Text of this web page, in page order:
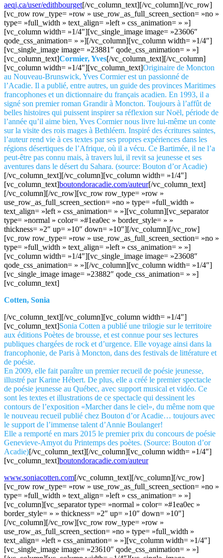
aeqj.ca/user/edithbourget[/vc_column_text][/vc_column][/vc_row]
[vc_row row_type= »row » use_row_as_full_screen_section= »no »
type= »full_width » text_align= »left » css_animation= » »]
[vc_column width= »1/4″][vc_single_image image= »23606″
qode_css_animation= » »][/vc_column][vc_column width= »1/4″]
[vc_single_image image= »23881″ qode_css_animation= » »]
[vc_column_text]Cormier, Yves[/vc_column_text][/vc_column]
[vc_column width= »1/4″][vc_column_text]Originaire de Moncton
au Nouveau-Brunswick, Yves Cormier est un passionné de
l’Acadie. Il a publié, entre autres, un guide des provinces Maritimes
francophones et un dictionnaire du français acadien. En 1993, il a
signé son premier roman Grandir à Moncton. Toujours à l’affût de
belles histoires qui puissent inspirer sa réflexion sur Noël, période de
l’année qu’il aime bien, Yves Cormier nous livre lui-même un conte
sur la visite des rois mages à Bethléem. Inspiré des écritures saintes,
l’auteur rend vie à ces textes par ses propres expériences dans les
régions désertiques de l’Afrique, où il a vécu. Ce Bartimée, il ne l’a
peut-être pas connu mais, à travers lui, il revit sa jeunesse et ses
aventures dans le désert du Sahara. (source: Bouton d’or Acadie)
[/vc_column_text][/vc_column][vc_column width= »1/4″]
[vc_column_text]boutondoracadie.com/auteur[/vc_column_text]
[/vc_column][/vc_row][vc_row row_type= »row »
use_row_as_full_screen_section= »no » type= »full_width »
text_align= »left » css_animation= » »][vc_column][vc_separator
type= »normal » color= »#1ea0ec » border_style= » »
thickness= »2″ up= »10″ down= »10″][/vc_column][/vc_row]
[vc_row row_type= »row » use_row_as_full_screen_section= »no »
type= »full_width » text_align= »left » css_animation= » »]
[vc_column width= »1/4″][vc_single_image image= »23608″
qode_css_animation= » »][/vc_column][vc_column width= »1/4″]
[vc_single_image image= »23882″ qode_css_animation= » »]
[vc_column_text]
Cotten, Sonia
[/vc_column_text][/vc_column][vc_column width= »1/4″]
[vc_column_text]Sonia Cotten a publié une trilogie sur le territoire
aux éditions Poètes de brousse, et est connue pour ses lectures
publiques chargées de rock et d’urgence. Elle voyage ainsi dans la
francophonie, de Paris à Moncton, dans des festivals de littérature et
de poésie.
En 2009, elle fait paraître un premier recueil de poésie jeunesse,
illustré par Karine Hébert. De plus, elle a créé le premier spectacle
de poésie jeunesse au Québec, avec support musical et vidéo. Ce
sont les textes et illustrations de ce spectacle qui dessinent les
contours de l’exposition «Marcher dans le ciel», du même nom que
le nouveau recueil publié chez Bouton d’or Acadie… toujours avec
le support de l’immense talent d’Annie Boulanger!
Elle a remporté en mars 2015 le premier prix du concours de poésie
Genevieve-Amyot du Printemps des poètes. (Source: Bouton d’or
Acadie)[/vc_column_text][/vc_column][vc_column width= »1/4″]
[vc_column_text]boutondoracadie.com/auteur
www.soniacotten.com[/vc_column_text][/vc_column][/vc_row]
[vc_row row_type= »row » use_row_as_full_screen_section= »no »
type= »full_width » text_align= »left » css_animation= » »]
[vc_column][vc_separator type= »normal » color= »#1ea0ec »
border_style= » » thickness= »2″ up= »10″ down= »10″]
[/vc_column][/vc_row][vc_row row_type= »row »
use_row_as_full_screen_section= »no » type= »full_width »
text_align= »left » css_animation= » »][vc_column width= »1/4″]
[vc_single_image image= »23610″ qode_css_animation= » »]